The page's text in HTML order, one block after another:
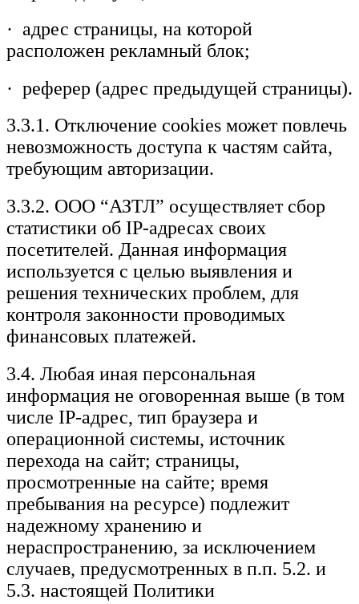
· адрес страницы, на которой
расположен рекламный блок;
· реферер (адрес предыдущей страницы).
3.3.1. Отключение cookies может повлечь
невозможность доступа к частям сайта,
требующим авторизации.
3.3.2. ООО “АЗТЛ” осуществляет сбор
статистики об IP-адресах своих
посетителей. Данная информация
используется с целью выявления и
решения технических проблем, для
контроля законности проводимых
финансовых платежей.
3.4. Любая иная персональная
информация не оговоренная выше (в том
числе IP-адрес, тип браузера и
операционной системы, источник
перехода на сайт; страницы,
просмотренные на сайте; время
пребывания на ресурсе) подлежит
надежному хранению и
нераспространению, за исключением
случаев, предусмотренных в п.п. 5.2. и
5.3. настоящей Политики